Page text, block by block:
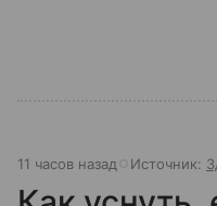
11 часов назад Источник: